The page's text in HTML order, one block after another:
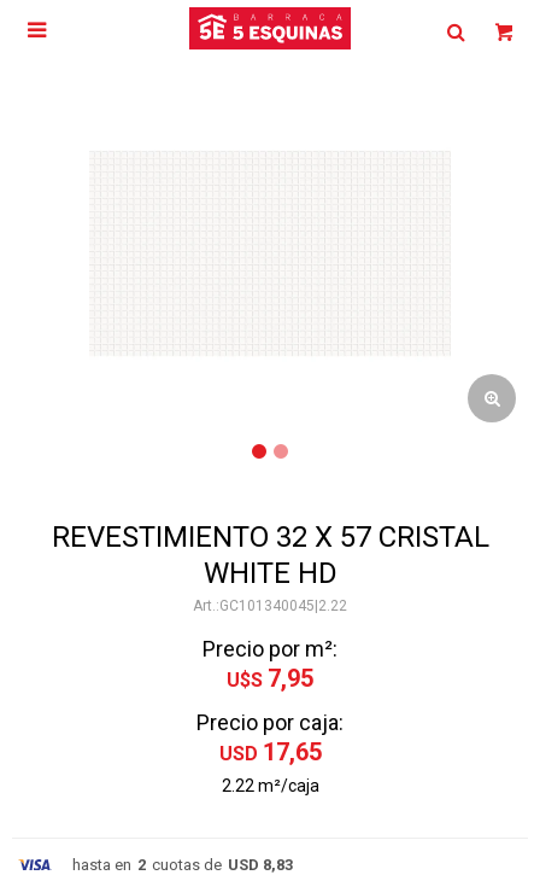

REVESTIMIENTO 32 X 57 CRISTAL
WHITE HD
GC101340045|2.22
Precio por m²:
U$S 7,95
Precio por caja:
USD 17,65
2.22 m²/caja
hasta en 2 cuotas de USD 8,83